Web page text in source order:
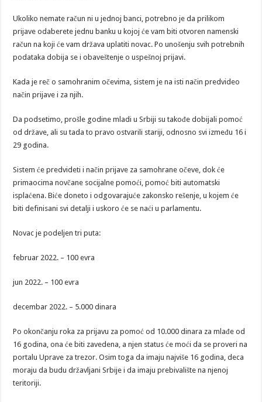
Ukoliko nemate račun ni u jednoj banci, potrebno je da prilikom
prijave odaberete jednu banku u kojoj će vam biti otvoren namenski
račun na koji će vam država uplatiti novac. Po unošenju svih potrebnih
podataka dobija se i obaveštenje o uspešnoj prijavi.
Kada je reč o samohranim očevima, sistem je na isti način predvideo
način prijave i za njih.
Da podsetimo, prošle godine mladi u Srbiji su takođe dobijali pomoć
od države, ali su tada to pravo ostvarili stariji, odnosno svi između 16 i
29 godina.
Sistem će predvideti i način prijave za samohrane očeve, dok će
primaocima novčane socijalne pomoći, pomoć biti automatski
isplaćena. Biće doneto i odgovarajuće zakonsko rešenje, u kojem će
biti definisani svi detalji i uskoro će se naći u parlamentu.
Novac je podeljen tri puta:
februar 2022. – 100 evra
jun 2022. – 100 evra
decembar 2022. – 5.000 dinara
Po okončanju roka za prijavu za pomoć od 10.000 dinara za mlađe od
16 godina, ona će biti zavedena, a njen status će moći da se proveri na
portalu Uprave za trezor. Osim toga da imaju najviše 16 godina, deca
moraju da budu državljani Srbije i da imaju prebivalište na njenoj
teritoriji.